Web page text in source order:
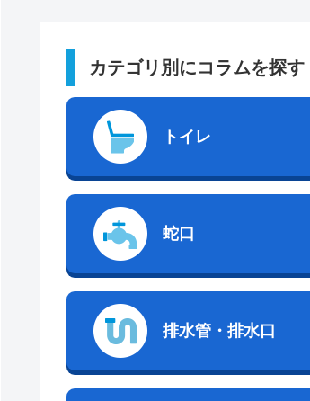
カテゴリ別にコラムを探す
トイレ
蛇口
排水管・排水口